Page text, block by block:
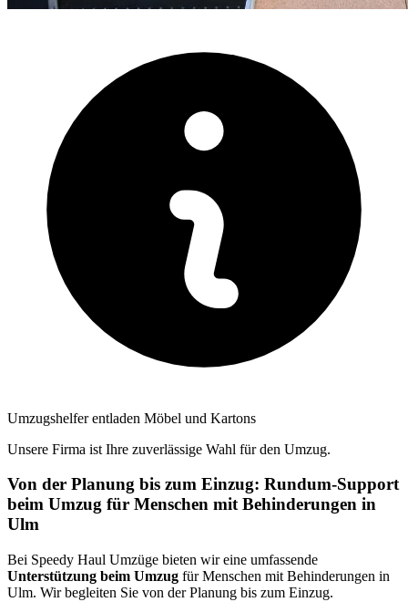
Umzugshelfer entladen Möbel und Kartons
Unsere Firma ist Ihre zuverlässige Wahl für den Umzug.
Von der Planung bis zum Einzug: Rundum-Support
beim Umzug für Menschen mit Behinderungen in
Ulm
Bei Speedy Haul Umzüge bieten wir eine umfassende
Unterstützung beim Umzug für Menschen mit Behinderungen in
Ulm. Wir begleiten Sie von der Planung bis zum Einzug.